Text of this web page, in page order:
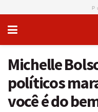
Michelle
políticos
você é do